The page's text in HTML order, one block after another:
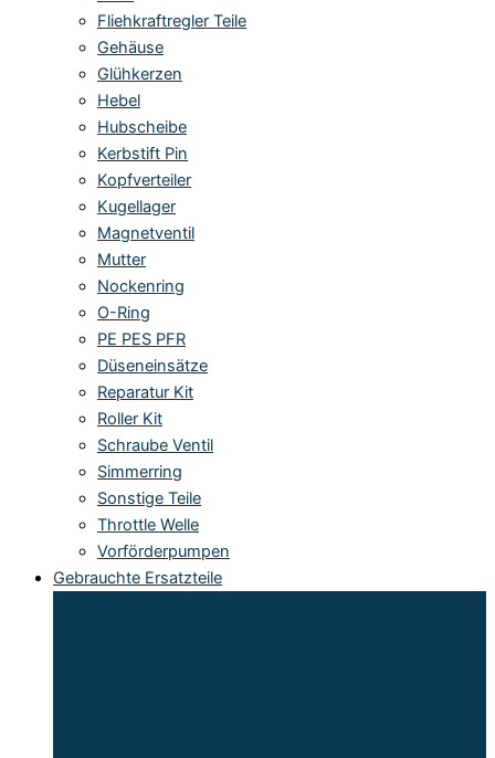
Fliehkraftregler Teile
Gehäuse
Glühkerzen
Hebel
Hubscheibe
Kerbstift Pin
Kopfverteiler
Kugellager
Magnetventil
Mutter
Nockenring
O-Ring
PE PES PFR
Düseneinsätze
Reparatur Kit
Roller Kit
Schraube Ventil
Simmerring
Sonstige Teile
Throttle Welle
Vorförderpumpen
Gebrauchte Ersatzteile